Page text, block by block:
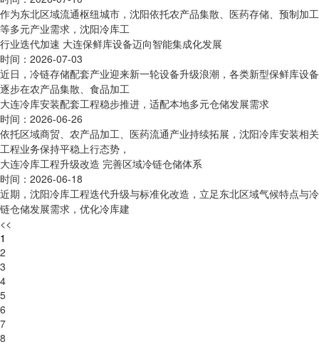
作为东北区域流通枢纽城市，沈阳依托农产品集散、医药存储、预制加工
等多元产业需求，沈阳冷库工
行业迭代加速 大连保鲜库设备迈向智能集成化发展
时间：2026-07-03
近日，冷链存储配套产业迎来新一轮设备升级浪潮，各类新型保鲜库设备
逐步在农产品集散、食品加工
大连冷库安装配套工程稳步推进，适配本地多元仓储发展需求
时间：2026-06-26
依托区域商贸、农产品加工、医药流通产业持续拓展，沈阳冷库安装相关
工程业务保持平稳上行态势，
大连冷库工程升级改造 完善区域冷链仓储体系
时间：2026-06-18
近期，沈阳冷库工程迭代升级与标准化改造，立足东北区域气候特点与冷
链仓储发展需求，优化冷库建
<<
1
2
3
4
5
6
7
8